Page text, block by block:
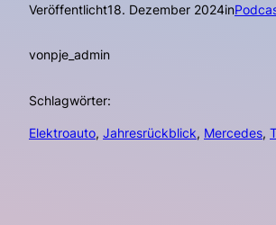
Veröffentlicht18. Dezember 2024in
vonpje_admin
Schlagwörter:
Elektroauto, Jahresrückblick, Mercedes,